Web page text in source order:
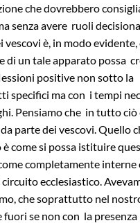
che dovrebbero
senza avere ruoli
vescovi è, in modo evidente,
di un tale apparato possa
positive non sotto la
specifici ma con i tempi
Pensiamo che in tutto ciò
parte dei vescovi. Quello
come si possa istituire
completamente interne
ecclesiastico.
che soprattutto nel
fuori se non con la presenza